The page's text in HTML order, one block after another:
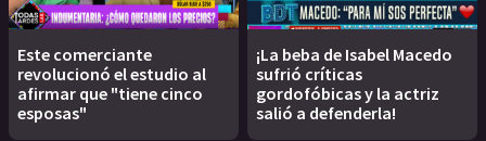
Este comerciante
revolucionó el estudio al
afirmar que "tiene cinco
esposas"
¡La beba de Isabel Macedo
sufrió críticas
gordofóbicas y la actriz
salió a defenderla!